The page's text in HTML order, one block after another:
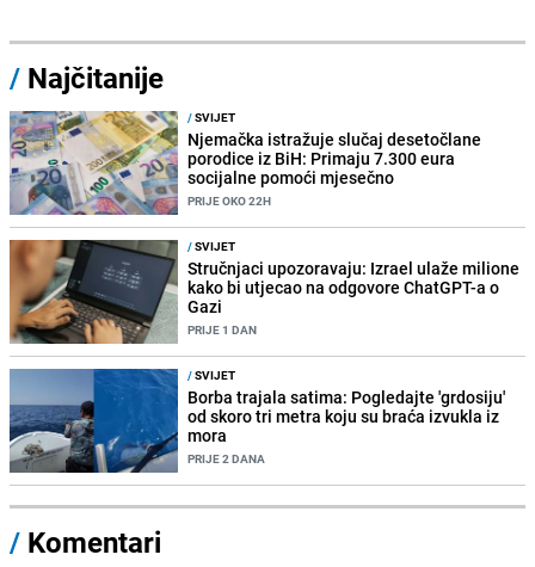
/ Najčitanije
/SVIJET
Njemačka istražuje slučaj desetočlane
porodice iz BiH: Primaju 7.300 eura
socijalne pomoći mjesečno
PRIJE OKO 22H
/SVIJET
Stručnjaci upozoravaju: Izrael ulaže milione
kako bi utjecao na odgovore ChatGPT-a o
Gazi
PRIJE 1 DAN
/SVIJET
Borba trajala satima: Pogledajte 'grdosiju'
od skoro tri metra koju su braća izvukla iz
mora
PRIJE 2 DANA
/ Komentari